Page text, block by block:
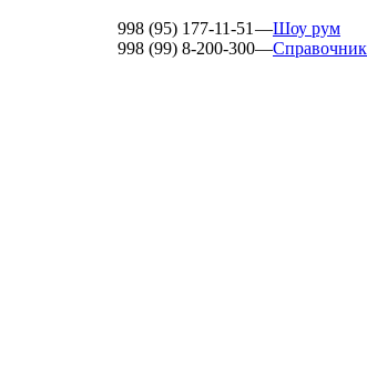
998 (95) 177-11-51 —Шоу рум
998 (99) 8-200-300—Справочник